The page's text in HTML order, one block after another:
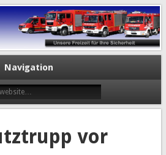
Navigation
vor